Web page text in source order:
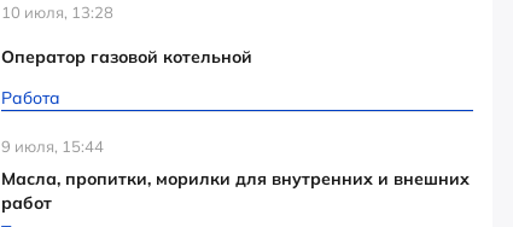
10 июля, 13:28
Оператор газовой котельной
Работа
9 июля, 15:44
Масла, пропитки, морилки для внутренних и внешних
работ